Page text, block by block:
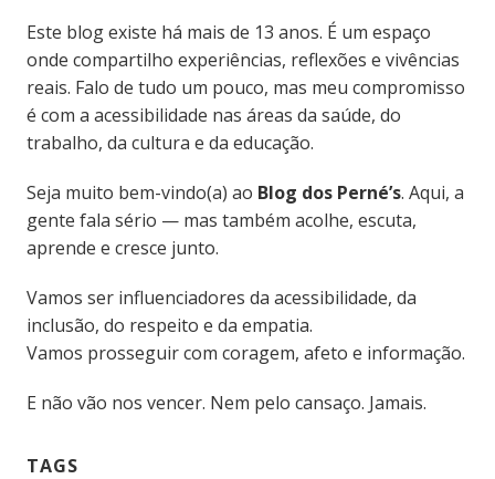
Este blog existe há mais de 13 anos. É um espaço
onde compartilho experiências, reflexões e vivências
reais. Falo de tudo um pouco, mas meu compromisso
é com a acessibilidade nas áreas da saúde, do
trabalho, da cultura e da educação.
Seja muito bem-vindo(a) ao Blog dos Perné’s. Aqui, a
gente fala sério — mas também acolhe, escuta,
aprende e cresce junto.
Vamos ser influenciadores da acessibilidade, da
inclusão, do respeito e da empatia.
Vamos prosseguir com coragem, afeto e informação.
E não vão nos vencer. Nem pelo cansaço. Jamais.
TAGS